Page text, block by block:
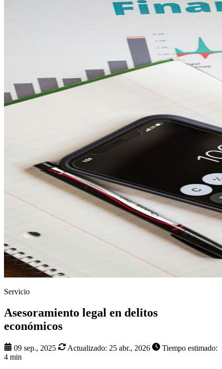
Servicio
Asesoramiento legal en delitos
económicos
09 sep., 2025 Actualizado: 25 abr., 2026
Tiempo estimado:
4 min